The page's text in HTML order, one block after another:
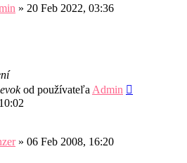
» 20 Feb 2022, 03:36
od používateľa Admin
» 06 Feb 2008, 16:20